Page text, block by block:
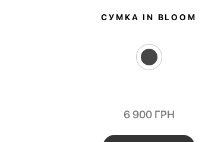
СУМКА IN BLOOM
6 900 ГРН